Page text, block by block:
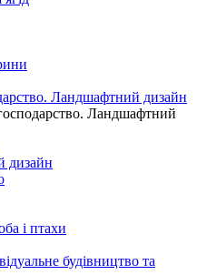
Ландшафтний дизайн
Ландшафтний
дизайн
і птахи
будівництво та